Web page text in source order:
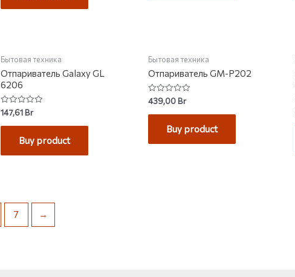
Бытовая техника
Отпариватель Galaxy GL
6206
Rated
0
out
147,61Br
Buy product
Бытовая техника
Отпариватель GM-P202
Rated
0
out
439,00Br
Buy product
7 →